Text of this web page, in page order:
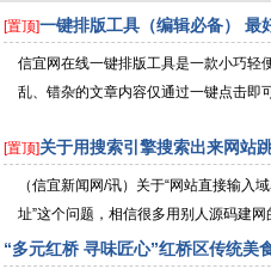
[置顶]一键排版工具（编辑必备） 最
信宜网在线一键排版工具是一款小巧轻
乱、错杂的文章内容仅通过一键点击即
[置顶]关于用搜索引擎搜索出来网站
（信宜新闻网/讯）关于“网站直接输入
址”这个问题，相信很多用别人源码建
“多元红桥 寻味匠心”红桥区传统美